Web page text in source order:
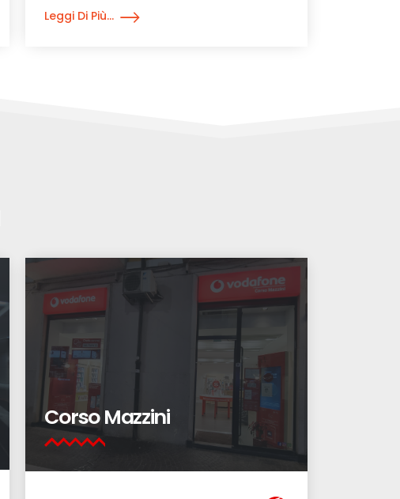
Leggi Di Più...
Corso Mazzini